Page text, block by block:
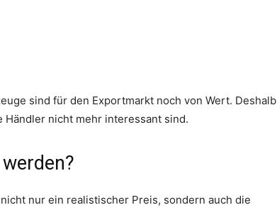
sind für den Exportmarkt noch von Wert. Deshalb
Händler nicht mehr interessant sind.
nur ein realistischer Preis, sondern auch die